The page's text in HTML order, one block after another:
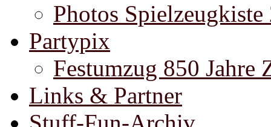
Photos
Partypix
Festumzug 850 Jahre
Links & Partner